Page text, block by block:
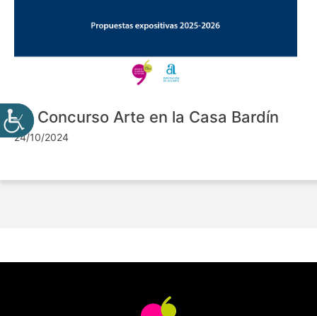
VII Concurso Arte en la Casa Bardín
24/10/2024